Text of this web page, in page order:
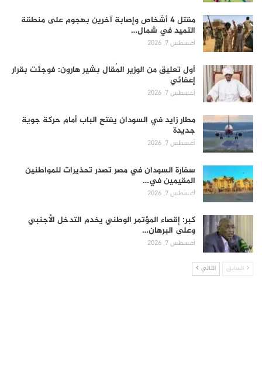
مقتل 4 أشخاص وإصابة آخرين بهجوم على منطقة
التميد في شمال…
أغسطس 7, 2026
أول تعليق من الوزير المُقال بشير هارون: فوجئت بقرار
إعفائي
أغسطس 7, 2026
مطار زايد في السودان يفتح الباب أمام حركة جوية
جديدة
أغسطس 7, 2026
سفارة السودان في مصر تصدر تحذيرات للمواطنين
المقيمين في…
أغسطس 7, 2026
كبر: إقصاء المؤتمر الوطني يخدم التدخل الأجنبي
وعلى البرهان…
أغسطس 7, 2026
السابق التالي